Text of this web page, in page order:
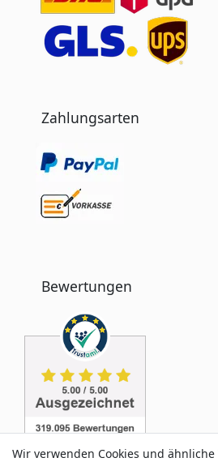
Zahlungsarten
Bewertungen
Wir verwenden Cookies und